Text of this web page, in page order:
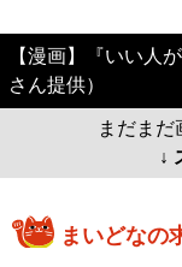
【漫画】『いい人
さん提供）
まだまだ
↓
まいどなの